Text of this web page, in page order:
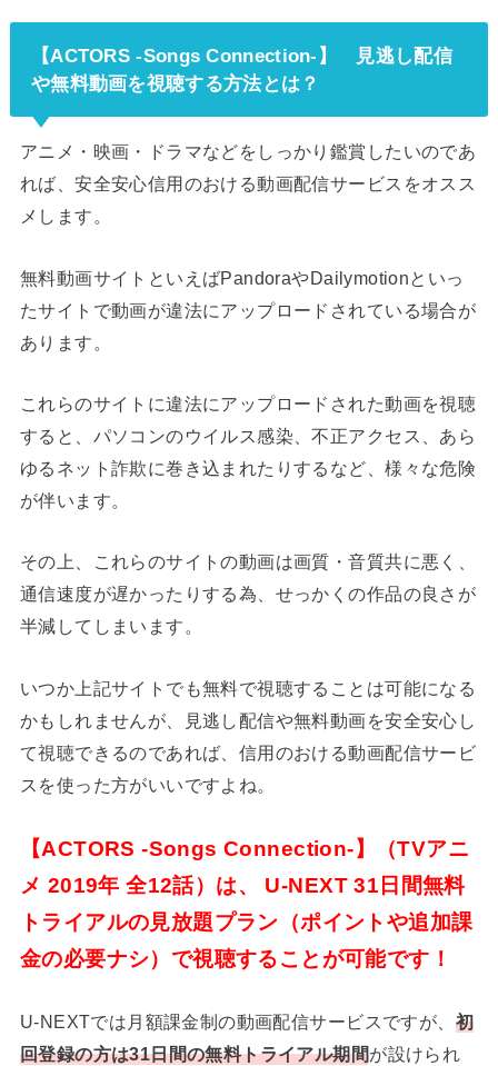
【ACTORS -Songs Connection-】 見逃し配信
や無料動画を視聴する方法とは？
アニメ・映画・ドラマなどをしっかり鑑賞したいのであ
れば、安全安心信用のおける動画配信サービスをオスス
メします。
無料動画サイトといえばPandoraやDailymotionといっ
たサイトで動画が違法にアップロードされている場合が
あります。
これらのサイトに違法にアップロードされた動画を視聴
すると、パソコンのウイルス感染、不正アクセス、あら
ゆるネット詐欺に巻き込まれたりするなど、様々な危険
が伴います。
その上、これらのサイトの動画は画質・音質共に悪く、
通信速度が遅かったりする為、せっかくの作品の良さが
半減してしまいます。
いつか上記サイトでも無料で視聴することは可能になる
かもしれませんが、見逃し配信や無料動画を安全安心し
て視聴できるのであれば、信用のおける動画配信サービ
スを使った方がいいですよね。
【ACTORS -Songs Connection-】（TVアニ
メ 2019年 全12話）は、 U-NEXT 31日間無料
トライアルの見放題プラン（ポイントや追加課
金の必要ナシ）で視聴することが可能です！
U-NEXTでは月額課金制の動画配信サービスですが、 初
回登録の方は31日間の無料トライアル期間が設けられ